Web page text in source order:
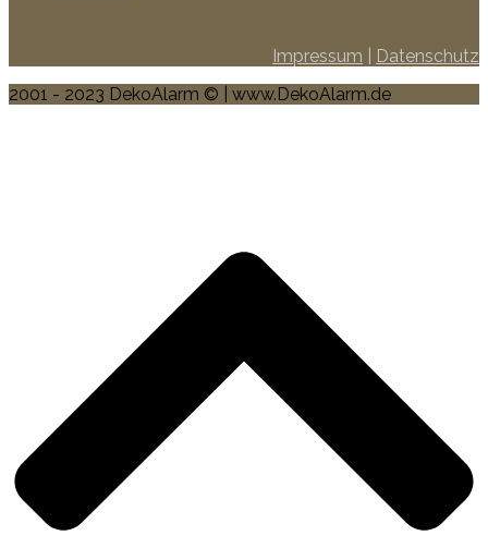
Impressum
Datenschutz
2001 - 2023 DekoAlarm © | www.DekoAlarm.de